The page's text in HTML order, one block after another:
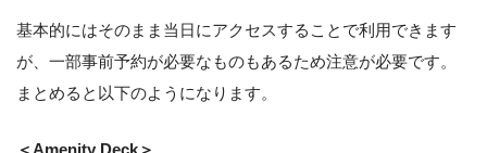
基本的にはそのまま当日にアクセスすることで利用できます
が、一部事前予約が必要なものもあるため注意が必要です。
まとめると以下のようになります。
＜Amenity Deck＞